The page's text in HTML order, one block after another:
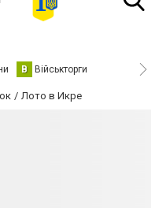
В Військторги
Лото в Икре